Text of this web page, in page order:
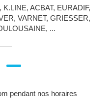
ACBAT, EURADIF,
VARNET, GRIESSER,
...
pendant nos horaires